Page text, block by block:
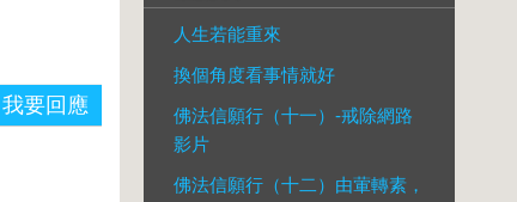
我要回應
人生若能重來
換個角度看事情就好
佛法信願行（十一）-戒除網路
影片
佛法信願行（十二）由葷轉素，